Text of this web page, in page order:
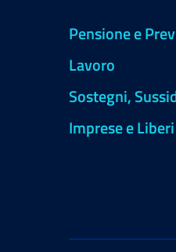
Pensione e
Lavoro
Sostegni,
Imprese e